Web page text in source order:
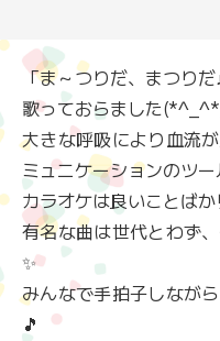
「ま～つりだ、まつり
歌っておらました
大きな呼吸により血流
ミュニケーションのツー
カラオケは良いことば
有名な曲は世代とわず
✨
みんなで手拍子しなが
🎵